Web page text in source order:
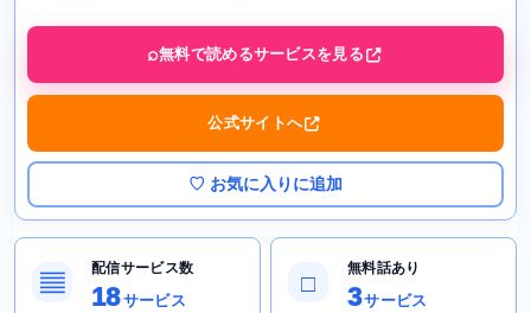
無料で読めるサービスを見る
公式サイトへ
♡ お気に入りに追加
▤
配信サービス数
18サービス
□
無料話あり
3サービス